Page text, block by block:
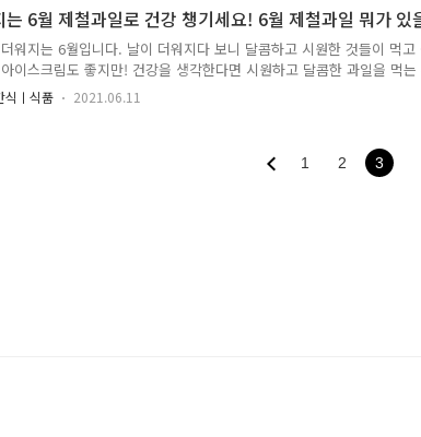
드에 넣어먹어도 좋고, 밥에 넣어도 좋고 여러 요리해 곁들여 먹는 완
감만 더해주는 것이 아니라 영양소와 식이섬유소가 풍부해 변비와 위에
히나 속이 자주 더부록하고 울렁거리시는 분들은 더 많이 챙겨야 하는
한 동맥경화증을 완화하고 대장암을 예..
는 6월 제철과일로 건강 챙기세요! 6월 제철과일 뭐가 있
워지는 6월입니다. 날이 더워지다 보니 달콤하고 시원한 것들이 먹고
이스크림도 좋지만! 건강을 생각한다면 시원하고 달콤한 과일을 먹
아요. 싱그럽고 상큼한 과일들! 과일은 역시 시기에 맞게 잘 구매해서 먹
요. 그래서 이번 포스팅에는 6월을 맞아 제철인 6월 과일들에 대해 알
원한 6월 제철과일에 대해서 알아보도록 하겠습니다. 6월 제철과일 어떤
1. 매실 다들 매실장아찌, 매실청, 매실주 등 좋아하시나요? 달달하고 향
식ㅣ식품 2021.06.11
1 2 3